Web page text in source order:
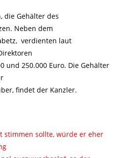
die Gehälter des
Neben dem
verdienten laut
und 250.000 Euro. Die Gehälter
findet der Kanzler.
stimmen sollte, würde er eher